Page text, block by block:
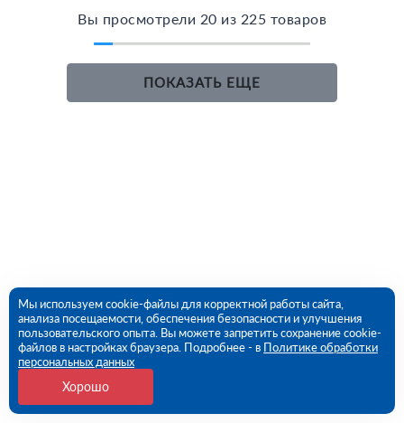
Вы просмотрели 20 из 225 товаров
ПОКАЗАТЬ ЕЩЕ
Мы используем cookie-файлы для корректной работы сайта,
анализа посещаемости, обеспечения безопасности и улучшения
пользовательского опыта. Вы можете запретить сохранение cookie-
файлов в настройках браузера. Подробнее - в Политике обработки
персональных данных
Хорошо